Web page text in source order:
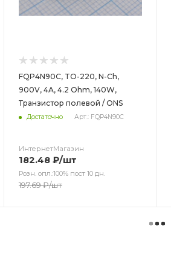
FQP4N90C, TO-220, N-Ch,
900V, 4A, 4.2 Ohm, 140W,
Транзистор полевой / ONS
Достаточно Арт.: FQP4N90C
ИнтернетМагазин
182.48 ₽/шт
Розн. опл.:100% пост 10 дн.
197.69₽/шт